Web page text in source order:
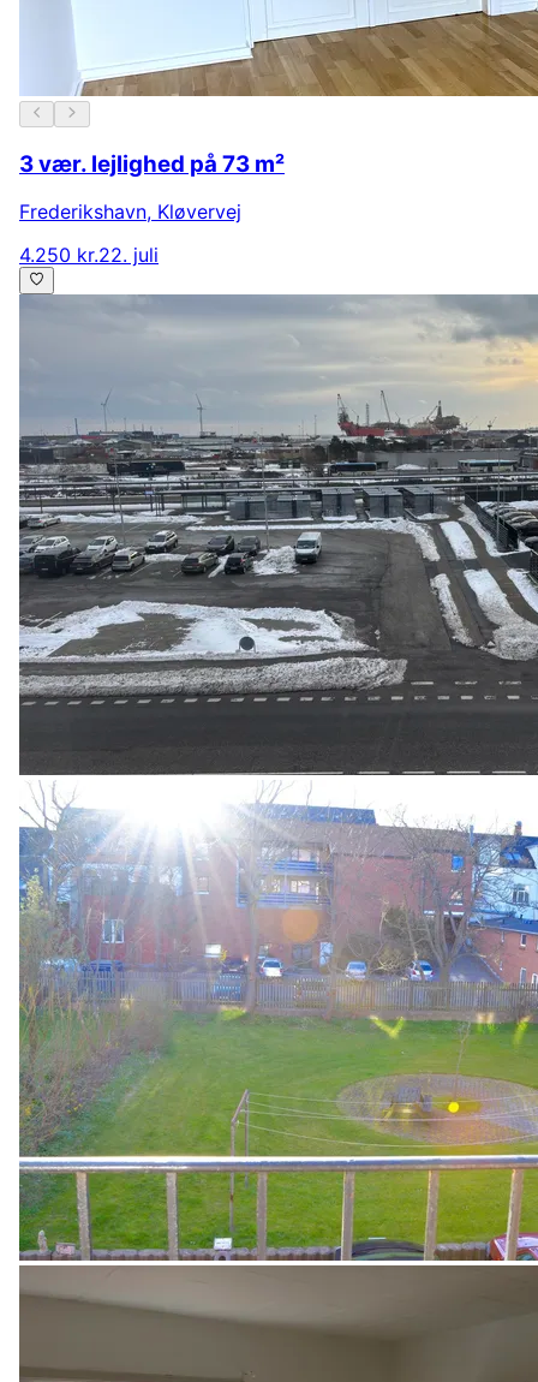
3 vær. lejlighed på 73 m²
Frederikshavn, Kløvervej
4.250 kr.22. juli